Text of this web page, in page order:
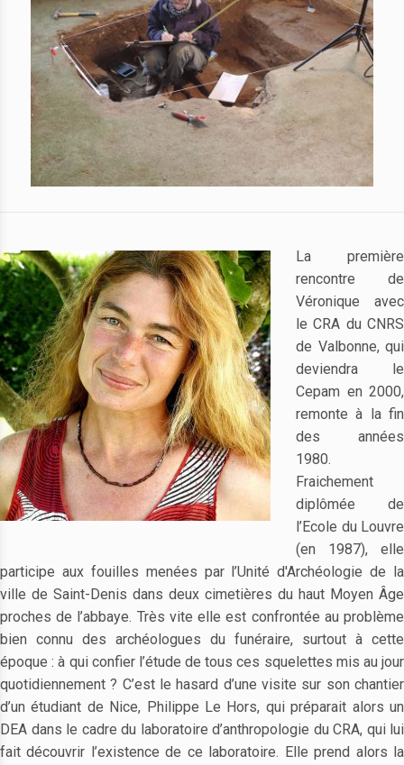
La première
rencontre de
Véronique avec
le CRA du CNRS
de Valbonne, qui
deviendra le
Cepam en 2000,
remonte à la fin
des années
1980.
Fraichement
diplômée de
l’Ecole du Louvre
(en 1987), elle
participe aux fouilles menées par l’Unité d'Archéologie de la
ville de Saint-Denis dans deux cimetières du haut Moyen Âge
proches de l’abbaye. Très vite elle est confrontée au problème
bien connu des archéologues du funéraire, surtout à cette
époque : à qui confier l’étude de tous ces squelettes mis au jour
quotidiennement ? C’est le hasard d’une visite sur son chantier
d’un étudiant de Nice, Philippe Le Hors, qui préparait alors un
DEA dans le cadre du laboratoire d’anthropologie du CRA, qui lui
fait découvrir l’existence de ce laboratoire. Elle prend alors la